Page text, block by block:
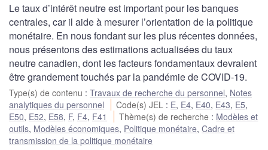
Le taux d’intérêt neutre est important pour les banques
centrales, car il aide à mesurer l’orientation de la politique
monétaire. En nous fondant sur les plus récentes données,
nous présentons des estimations actualisées du taux
neutre canadien, dont les facteurs fondamentaux devraient
être grandement touchés par la pandémie de COVID-19.
Type(s) de contenu : Travaux de recherche du personnel, Notes
analytiques du personnel
Code(s) JEL : E, E4, E40, E43, E5,
E50, E52, E58, F, F4, F41 Thème(s) de recherche : Modèles et
outils, Modèles économiques, Politique monétaire, Cadre et
transmission de la politique monétaire